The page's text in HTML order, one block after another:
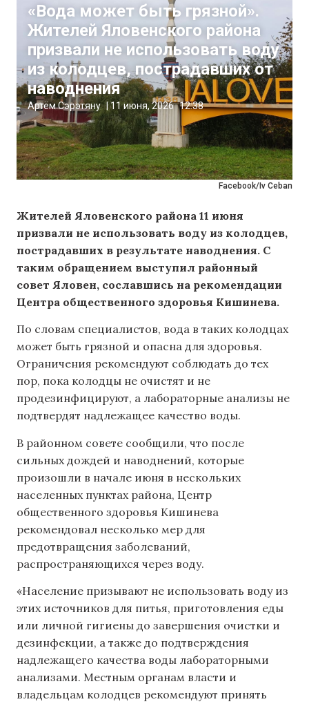
Facebook/Iv Ceban
«Вода может быть грязной».
Жителей Яловенского района
призвали не использовать воду
из колодцев, пострадавших от
наводнения
Артём Сэрэтяну |11 июня, 2026 12:38
Жителей Яловенского района 11 июня
призвали не использовать воду из колодцев,
пострадавших в результате наводнения. С
таким обращением выступил районный
совет Яловен, сославшись на рекомендации
Центра общественного здоровья Кишинева.
По словам специалистов, вода в таких колодцах
может быть грязной и опасна для здоровья.
Ограничения рекомендуют соблюдать до тех
пор, пока колодцы не очистят и не
продезинфицируют, а лабораторные анализы не
подтвердят надлежащее качество воды.
В районном совете сообщили, что после
сильных дождей и наводнений, которые
произошли в начале июня в нескольких
населенных пунктах района, Центр
общественного здоровья Кишинева
рекомендовал несколько мер для
предотвращения заболеваний,
распространяющихся через воду.
«Население призывают не использовать воду из
этих источников для питья, приготовления еды
или личной гигиены до завершения очистки и
дезинфекции, а также до подтверждения
надлежащего качества воды лабораторными
анализами. Местным органам власти и
владельцам колодцев рекомендуют принять